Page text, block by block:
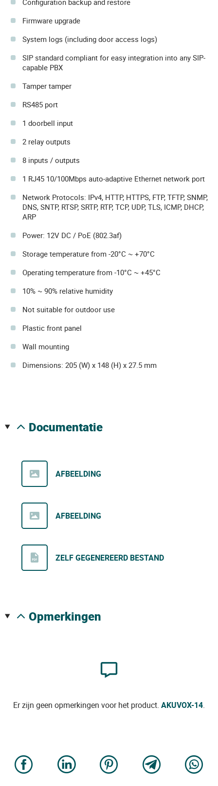
Firmware upgrade
System logs (including door access logs)
SIP standard compliant for easy integration into any SIP-
capable PBX
Tamper tamper
RS485 port
1 doorbell input
2 relay outputs
8 inputs / outputs
1 RJ45 10/100Mbps auto-adaptive Ethernet network port
Network Protocols: IPv4, HTTP, HTTPS, FTP, TFTP, SNMP,
DNS, SNTP, RTSP, SRTP, RTP, TCP, UDP, TLS, ICMP, DHCP,
ARP
Power: 12V DC / PoE (802.3af)
Storage temperature from -20°C ~ +70°C
Operating temperature from -10°C ~ +45°C
10% ~ 90% relative humidity
Not suitable for outdoor use
Plastic front panel
Wall mounting
Dimensions: 205 (W) x 148 (H) x 27.5 mm
documentatie
AFBEELDING
AFBEELDING
ZELF GEGENEREERD BESTAND
opmerkingen
Er zijn geen opmerkingen voor het product. AKUVOX-14.